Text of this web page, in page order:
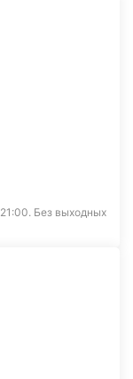
Без выходных